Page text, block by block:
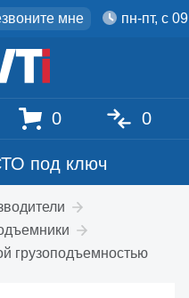
мне пн-пт, с
под ключ
0 0
грузоподъемностью